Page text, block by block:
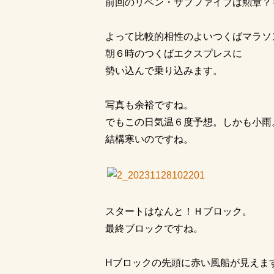
前回のリベン・サブファイブは勲章？
よって比較的相性のよいつくばマラソ
朝６時のつくばエクスプレスに
勢い込んで乗り込みます。
写真も余裕ですね。
でもこの日気温６度予想。しかも小雨
結構寒いのですね。
スタートはなんと！Ｈブロック。
最終ブロックですね。
Hブロックの先頭に赤い風船が見えま